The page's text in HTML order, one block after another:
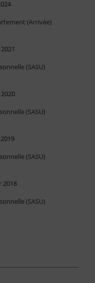
(Arrivée)
(SASU)
(SASU)
(SASU)
2018
(SASU)